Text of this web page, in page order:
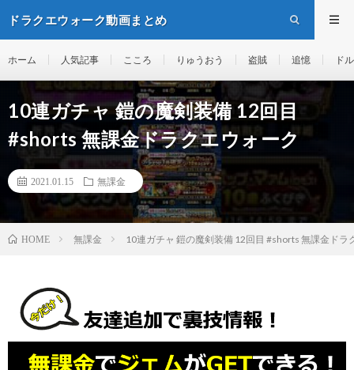
ドラクエウォーク動画まとめ
ホーム 人気記事 こころ りゅうおう 盗賊 追憶 ド
10連ガチャ 鎧の魔剣装備 12回目
#shorts 無課金ドラクエウォーク
2021.01.15 無課金
HOME 無課金 10連ガチャ 鎧の魔剣装備 12回目 #shorts 無課金ドラ